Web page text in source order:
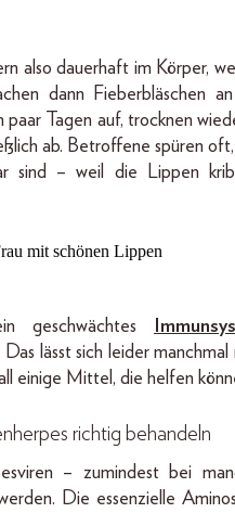
also dauerhaft im Körper,
dann Fieberbläschen
Tagen auf, trocknen
ab. Betroffene spüren oft,
sind – weil die Lippen
geschwächtes
lässt sich leider manchmal
einige Mittel, die helfen
richtig behandeln
– zumindest bei
Die essenzielle